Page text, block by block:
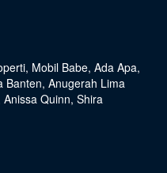
, Mobil Babe, Ada Apa,
Banten, Anugerah Lima
Anissa Quinn, Shira